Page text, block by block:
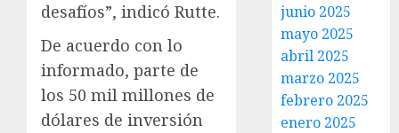
desafíos”, indicó Rutte.
De acuerdo con lo
informado, parte de
los 50 mil millones de
dólares de inversión
junio 2025
mayo 2025
abril 2025
marzo 2025
febrero 2025
enero 2025